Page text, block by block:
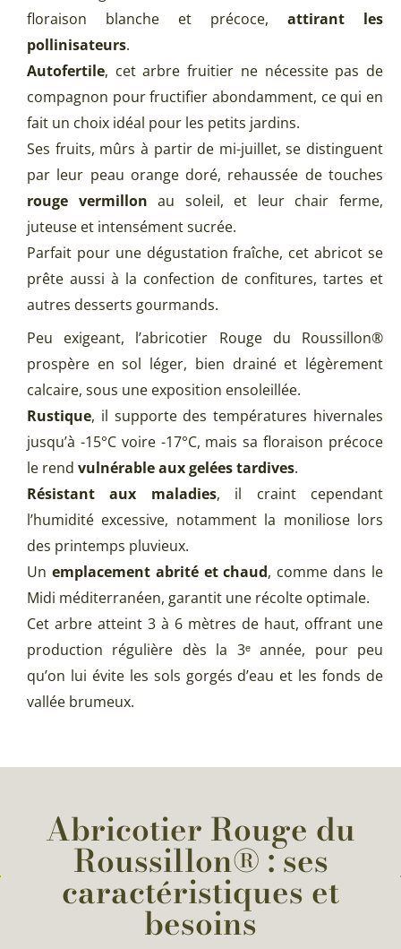
floraison blanche et précoce, attirant les
pollinisateurs.
Autofertile, cet arbre fruitier ne nécessite pas de
compagnon pour fructifier abondamment, ce qui en
fait un choix idéal pour les petits jardins.
Ses fruits, mûrs à partir de mi-juillet, se distinguent
par leur peau orange doré, rehaussée de touches
rouge vermillon au soleil, et leur chair ferme,
juteuse et intensément sucrée.
Parfait pour une dégustation fraîche, cet abricot se
prête aussi à la confection de confitures, tartes et
autres desserts gourmands.
Peu exigeant, l’abricotier Rouge du Roussillon®
prospère en sol léger, bien drainé et légèrement
calcaire, sous une exposition ensoleillée.
Rustique, il supporte des températures hivernales
jusqu’à -15°C voire -17°C, mais sa floraison précoce
le rend vulnérable aux gelées tardives.
Résistant aux maladies, il craint cependant
l’humidité excessive, notamment la moniliose lors
des printemps pluvieux.
Un emplacement abrité et chaud, comme dans le
Midi méditerranéen, garantit une récolte optimale.
Cet arbre atteint 3 à 6 mètres de haut, offrant une
production régulière dès la 3ᵉ année, pour peu
qu’on lui évite les sols gorgés d’eau et les fonds de
vallée brumeux.
Abricotier Rouge du
Roussillon® : ses
caractéristiques et
besoins